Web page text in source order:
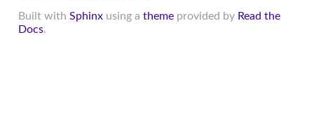
Built with Sphinxusing a themeprovided by Read the
Docs.